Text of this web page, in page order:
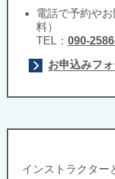
電話で予約や
料）
TEL： 090-
お申込みフ
インストラクター